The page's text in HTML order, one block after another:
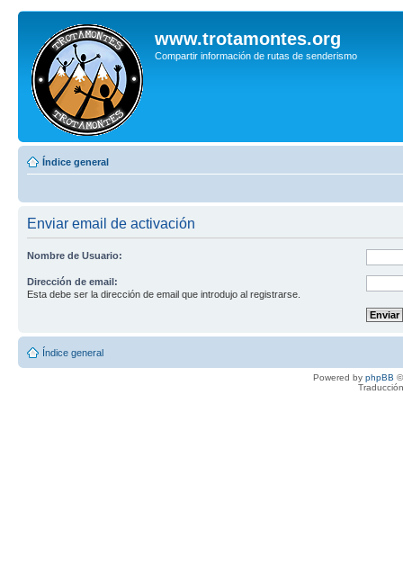
www.trotamontes.org
Compartir información de rutas de senderismo
Índice general
Enviar email de activación
Nombre de Usuario:
Dirección de email:
Esta debe ser la dirección de email que introdujo al registrarse.
Índice general
Powered by phpBB